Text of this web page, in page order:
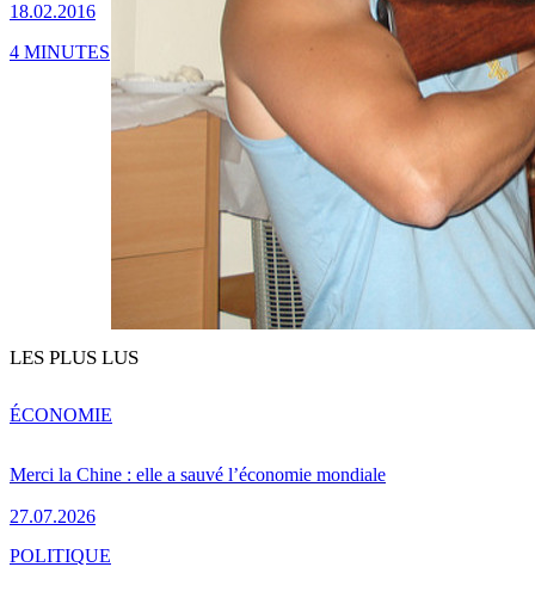
18.02.2016
4 MINUTES
LES PLUS LUS
Merci la Chine : elle a sauvé l’économie mondiale
27.07.2026
ÉCONOMIE
POLITIQUE